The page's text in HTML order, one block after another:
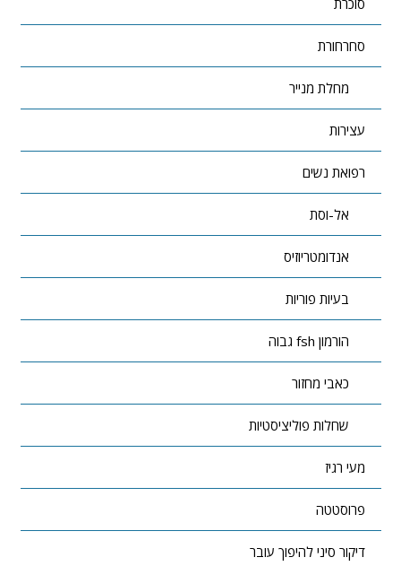
סחרחורת
מחלת מנייר
עצירות
רפואת נשים
אל-וסת
אנדומטריוזיס
בעיות פוריות
הורמון fsh גבוה
כאבי מחזור
שחלות פוליציסטיות
מעי רגיז
פרוסטטה
דיקור סיני להיפוך עובר